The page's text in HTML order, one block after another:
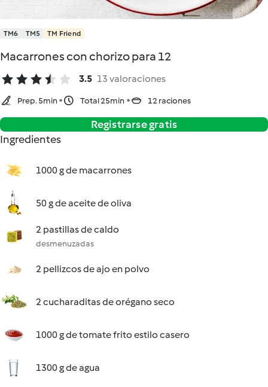
TM6 TM5 TM Friend
Macarrones con chorizo para 12
3.5 13 valoraciones
Prep. 5min Total 25min 12 raciones
Registrarse gratis
Ingredientes
1000 g de macarrones
50 g de aceite de oliva
2 pastillas de caldo
desmenuzadas
2 pellizcos de ajo en polvo
2 cucharaditas de orégano seco
1000 g de tomate frito estilo casero
1300 g de agua